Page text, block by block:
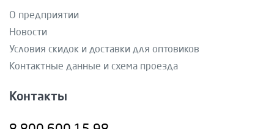
О предприятии
Новости
Условия скидок и доставки для оптовиков
Контактные данные и схема проезда
Контакты